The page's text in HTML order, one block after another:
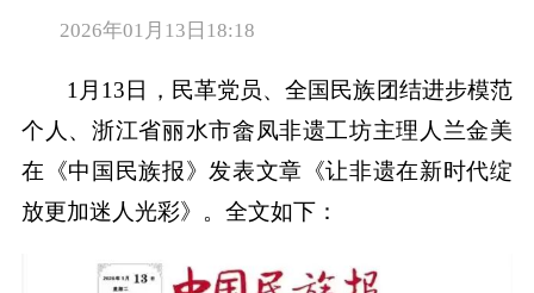
2026年01月13日18:18
1月13日，民革党员、全国民族团结进步模范
个人、浙江省丽水市畲凤非遗工坊主理人兰金美
在《中国民族报》发表文章《让非遗在新时代绽
放更加迷人光彩》。全文如下：